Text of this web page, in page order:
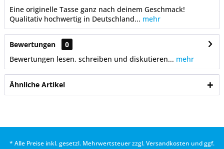
Eine originelle Tasse ganz nach deinem Geschmack!
Qualitativ hochwertig in Deutschland... mehr
Bewertungen
0
Bewertungen lesen, schreiben und diskutieren... mehr
Ähnliche Artikel
* Alle Preise inkl. gesetzl. Mehrwertsteuer zzgl.Versandkosten und ggf.